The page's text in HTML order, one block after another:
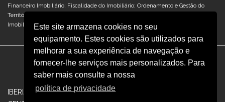
Este site armazena cookies no seu
equipamento. Estes cookies são utilizados para
melhorar a sua experiência de navegação e
fornecer-lhe serviços mais personalizados. Para
saber mais consulte a nossa
política de privacidade
Financeiro Imobiliário; Fiscalidade do Imobiliário; Ordenamento e Gestão do
Território; Reabilitação Urbana; Retail & Centros Comerciais; Sociedades e M&A
Imobiliário; e Turismo & Hotelaria.
IBERIAN.PROPERTY|OBSERVATORIO INMOBILIARIO